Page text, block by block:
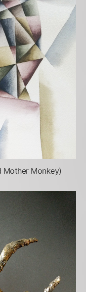
Mother Monkey)